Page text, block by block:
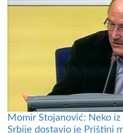
Momir Stojanović: Neko iz
Srbije dostavio je Prištini